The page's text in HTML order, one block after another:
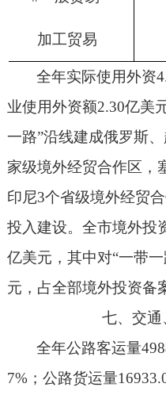
加工贸易
全年实际使用外资
业使用外资额2.30亿美
一路”沿线建成俄罗斯
家级境外经贸合作区，
印尼3个省级境外经贸
投入建设。全市境外投
亿美元，其中对“一带一
元，占全部境外投资备
七、交通
全年公路客运量
7%；公路货运量